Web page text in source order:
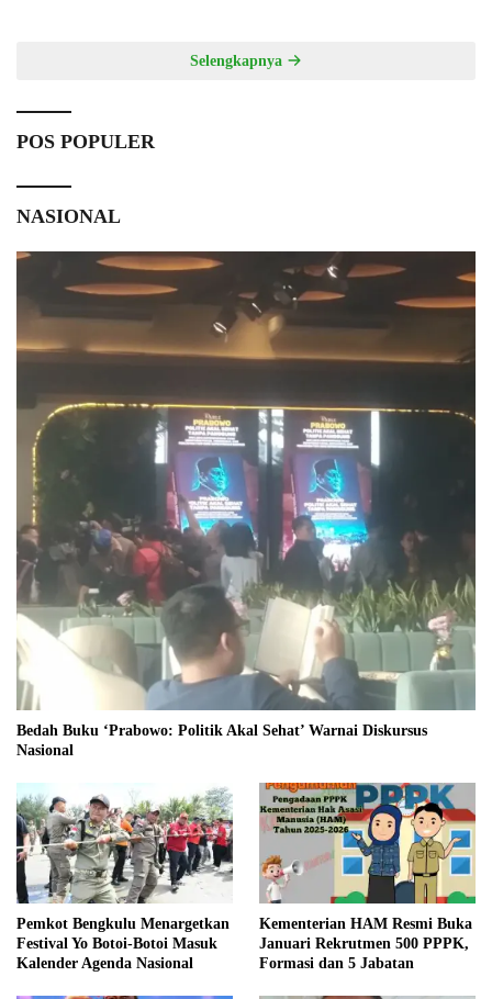
Selengkapnya
POS POPULER
NASIONAL
Bedah Buku ‘Prabowo: Politik Akal Sehat’ Warnai Diskursus
Nasional
Pemkot Bengkulu Menargetkan
Festival Yo Botoi-Botoi Masuk
Kalender Agenda Nasional
Kementerian HAM Resmi Buka
Januari Rekrutmen 500 PPPK,
Formasi dan 5 Jabatan